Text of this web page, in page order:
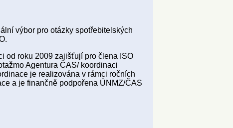
výbor pro otázky spotřebitelských
od roku 2009 zajišťují pro člena ISO
Agentura ČAS/ koordinaci
je realizována v rámci ročních
a je finančně podpořena ÚNMZ/ČAS